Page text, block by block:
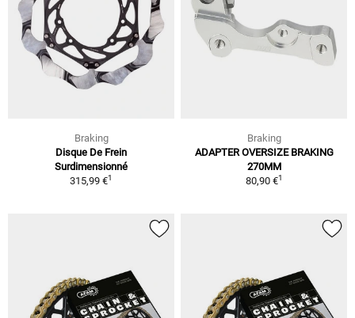
Braking
Disque De Frein
Surdimensionné
315,99 €1
Braking
ADAPTER OVERSIZE BRAKING
270MM
80,90 €1